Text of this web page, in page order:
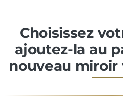
Choisissez
ajoutez-la au
nouveau miroir